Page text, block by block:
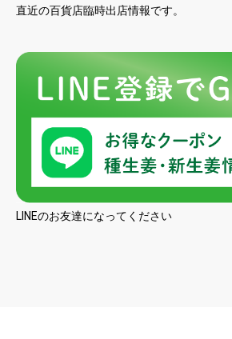
直近の百貨店臨時出店情報です。
LINEのお友達になってください